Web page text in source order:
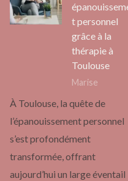
t personnel
grâce à la
thérapie à
Toulouse
Marise
À Toulouse, la quête de
l’épanouissement personnel
s’est profondément
transformée, offrant
aujourd’hui un large éventail